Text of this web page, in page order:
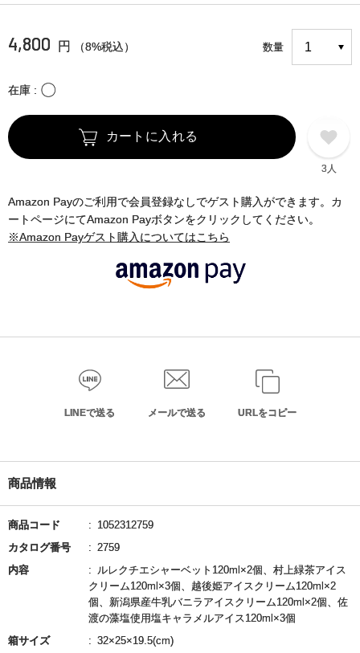
4,800 円 （8%税込） 数量
在庫 〇
カートに入れる
3人
Amazon Payのご利用で会員登録なしでゲスト購入ができます。カ
ートページにてAmazon Payボタンをクリックしてください。
※Amazon Payゲスト購入についてはこちら
LINEで送る メールで送る URLをコピー
商品情報
商品コード
1052312759
カタログ番号
2759
内容
ルレクチエシャーベット120ml×2個、村上緑茶アイス
クリーム120ml×3個、越後姫アイスクリーム120ml×2
個、新潟県産牛乳バニラアイスクリーム120ml×2個、佐
渡の藻塩使用塩キャラメルアイス120ml×3個
箱サイズ
32×25×19.5(cm)